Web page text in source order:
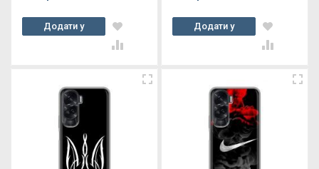
Додати у
кошик
Додати у
кошик